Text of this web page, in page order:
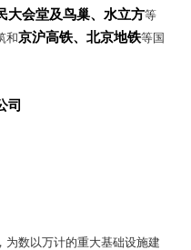
大会堂及鸟巢、水立方等
和京沪高铁、北京地铁等国
司
为数以万计的重大基础设施建